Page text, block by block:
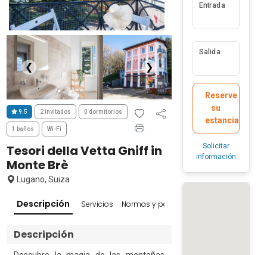
❮ ❯
9.5 2 invitados 0 dormitorios
1 baños Wi-Fi
Tesori della Vetta Gniff in
Monte Brè
Lugano, Suiza
Descripción Servicios Normas y políticas
Descripción
Entrada
Salida
Reserve
su
estancia
Solicitar
información